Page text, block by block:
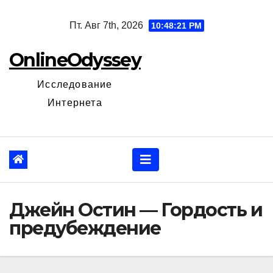
Пт. Авг 7th, 2026 10:48:22 PM
OnlineOdyssey
Исследование
Интернета
Джейн Остин — Гордость и
предубеждение